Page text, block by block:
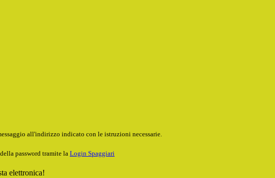
all'indirizzo indicato con le istruzioni necessarie.
password tramite la Login Spaggiari
elettronica!